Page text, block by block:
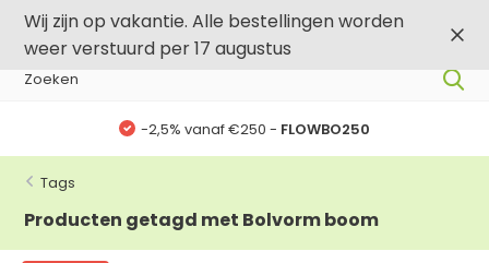
Wij zijn op vakantie. Alle bestellingen worden
weer verstuurd per 17 augustus
-2,5% vanaf €250 - FLOWBO250
Tags
Producten getagd met Bolvorm boom